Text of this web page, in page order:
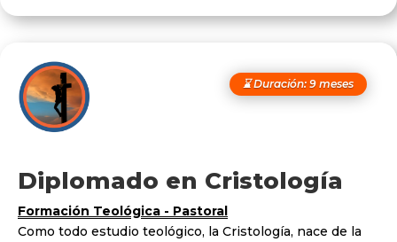
⌛ Duración: 9 meses
Diplomado en Cristología
Formación Teológica - Pastoral
Como todo estudio teológico, la Cristología, nace de la